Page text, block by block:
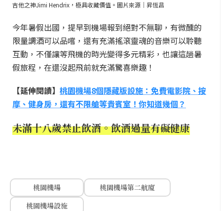
吉他之神Jimi Hendrix，極具收藏價值。圖片來源｜昇恆昌
今年暑假出國，提早到機場報到絕對不無聊，有微醺的
限量調酒可以品嚐，還有充滿搖滾靈魂的音樂可以聆聽
互動，不僅讓等飛機的時光變得多元精彩，也讓這趟暑
假旅程，在還沒起飛前就充滿驚喜樂趣！
【延伸閱讀】 桃園機場8個隱藏版設施：免費電影院、按
摩、健身房，還有不限艙等貴賓室！你知道幾個？
未滿十八歲禁止飲酒。飲酒過量有礙健康
桃園機場
桃園機場第二航廈
桃園機場設施